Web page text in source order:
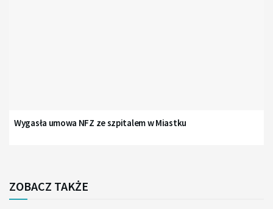
Wygasła umowa NFZ ze szpitalem w Miastku
ZOBACZ TAKŻE